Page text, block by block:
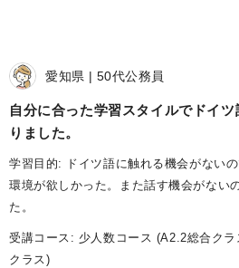
愛知県 50代公務員
自分に合った学習スタイルでドイ
りました
学習目的: ドイツ語に触れる機会がない
環境が欲しかった。また話す機会がない
た。
受講コース: 少人数コース (A2.2総合クラ
クラス)